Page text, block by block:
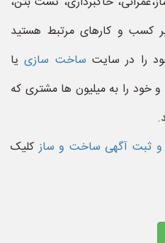
کسب و کارهای مرتبط هستید
را در سایت ساخت سازییا
خود را به میلیون ها مشتری که
و ثبت آگهی ساخت و ساز کلیک